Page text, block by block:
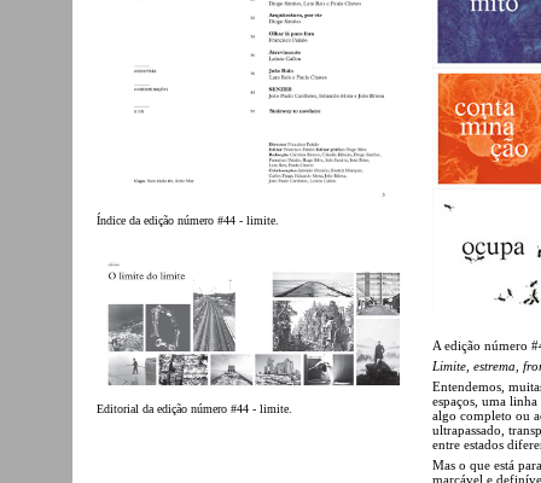
Índice da edição número #44 - limite.
Editorial da edição número #44 - limite.
A edição número
Limite, estrema,
Entendemos,
espaços, uma
algo completo ou
ultrapassado,
entre estados
Mas o que está
marcável e